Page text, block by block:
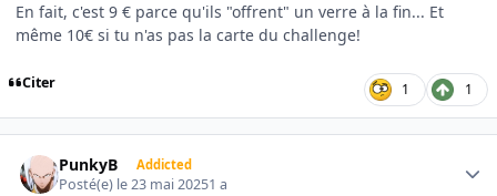
En fait, c'est 9 € parce qu'ils "offrent" un verre à la fin... Et
même 10€ si tu n'as pas la carte du challenge!
Citer 1 1
PunkyB Addicted
Posté(e) le 23 mai 20251 a